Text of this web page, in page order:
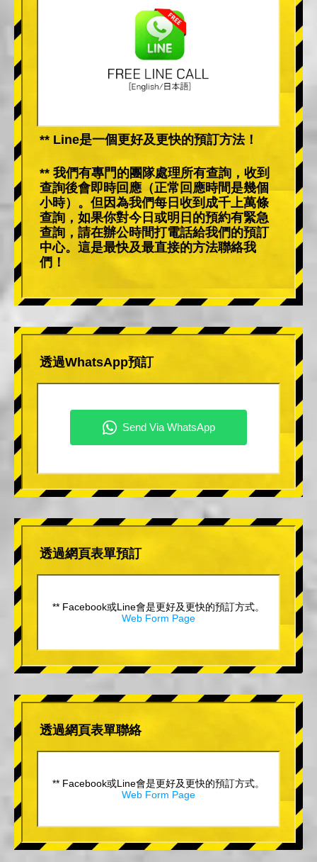
** Line是一個更好及更快的預訂方法！
** 我們有專門的團隊處理所有查詢，收到
查詢後會即時回應（正常回應時間是幾個
小時）。但因為我們每日收到成千上萬條
查詢，如果你對今日或明日的預約有緊急
查詢，請在辦公時間打電話給我們的預訂
中心。這是最快及最直接的方法聯絡我
們！
透過WhatsApp預訂
透過網頁表單預訂
** Facebook或Line會是更好及更快的預訂方式。
Web Form Page
透過網頁表單聯絡
** Facebook或Line會是更好及更快的預訂方式。
Web Form Page